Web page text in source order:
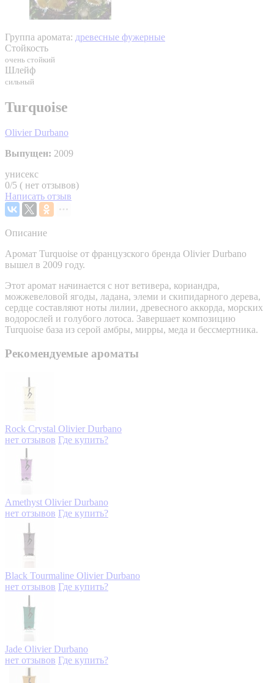
Группа аромата: древесные фужерные
Стойкость
очень стойкий
Шлейф
сильный
Turquoise
Olivier Durbano
Выпущен: 2009
унисекс
0/5 ( нет отзывов)
Написать отзыв
Описание
Аромат Turquoise от французского бренда Olivier Durbano
вышел в 2009 году.
Этот аромат начинается с нот ветивера, кориандра,
можжевеловой ягоды, ладана, элеми и скипидарного дерева,
сердце составляют ноты лилии, древесного аккорда, морских
водорослей и голубого лотоса. Завершает композицию
Turquoise база из серой амбры, мирры, меда и бессмертника.
Рекомендуемые ароматы
Rock Crystal Olivier Durbano
нет отзывов Где купить?
Amethyst Olivier Durbano
нет отзывов Где купить?
Black Tourmaline Olivier Durbano
нет отзывов Где купить?
Jade Olivier Durbano
нет отзывов Где купить?